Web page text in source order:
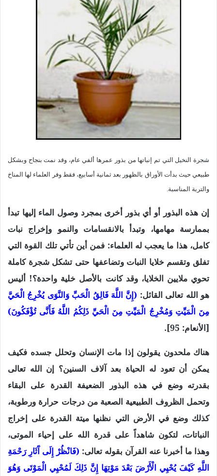
شجرة النخيل التي تم إنباتها من بذور عمرها ألفي عام، وقد نمت بنجاح وبشكل
طبيعي حيث بدأت الأوراق بالظهور بعد ثمانية أسابيع، فقط وفر العلماء لها المناخ
والتربة المناسبة.
إن هذه البذور أو أي بذور أخرى بمجرد وصول الماء إليها تبدأ
بممارسة مهامها، وتبدأ بالانقسامات والنمو وإخراج نبات
كامل، هذا ما يعجب له العلماء: فمن أين تأتي تلك القوة التي
تفلق وتقسم خلايا النبات وتضاعفها حتى تشكل شجرة كاملة
تحوي ملايين الخلايا، وقد كانت بالأصل خلية واحدة؟! أليس
هو الله تعالى القائل: (إِنَّ اللَّهَ فَالِقُ الْحَبِّ وَالنَّوَى يُخْرِجُ الْحَيَّ
مِنَ الْمَيِّتِ وَمُخْرِجُ الْمَيِّتِ مِنَ الْحَيِّ ذَلِكُمُ اللَّهُ فَأَنَّى تُؤْفَكُونَ)
[الأنعام: 95].
هناك ملحدون يقولون إذا مات الإنسان وتحلل جسده فكيف
يمكن أن تعود له الحياة بعد آلاف السنين؟ إن الله تعالى
بقدرته وضع في هذه البذور الضعيفة القدرة على البقاء
وتحمل الظروف الطبيعية الصعبة من درجات حرارة ورطوبة،
كذلك وضع في الأرض التي نظنها ميتة القدرة على إخراج
النباتات، لتكون شاهداً على قدرة الله على إحياء الموتى،
وهذا ما أخبرنا عنه القرآن بقوله تعالى: (فَانْظُرْ إِلَى آَثَارِ رَحْمَةِ
اللَّهِ كَيْفَ يُحْيِي الْأَرْضَ بَعْدَ مَوْتِهَا إِنَّ ذَلِكَ لَمُحْيِي الْمَوْتَى وَهُوَ